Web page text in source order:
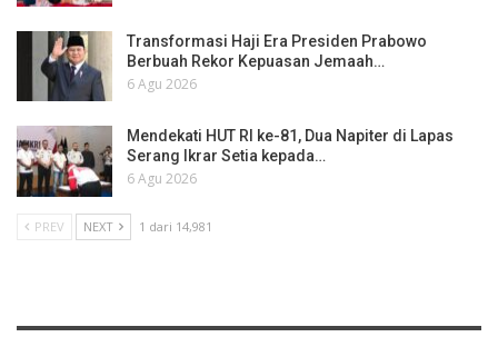
Transformasi Haji Era Presiden Prabowo
Berbuah Rekor Kepuasan Jemaah…
6 Agu 2026
Mendekati HUT RI ke-81, Dua Napiter di Lapas
Serang Ikrar Setia kepada…
6 Agu 2026
PREV NEXT 1 dari 14,981